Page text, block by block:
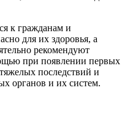
к гражданам и
для их здоровья, а
рекомендуют
при появлении первых
последствий и
органов и их систем.